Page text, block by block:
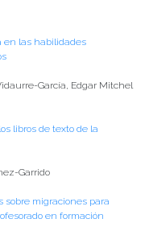
en las habilidades
García, Edgar Mitchel
libros de texto de la
Garrido
sobre migraciones para
en formación